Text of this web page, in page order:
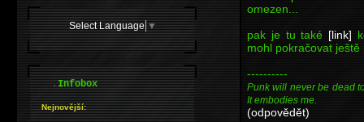
omezen...
pak je tu také [link]
mohl pokračovat
----------
Punk will never be dead
It embodies me.
(odpovědět)
Select Language ▼
.Infobox
Nejnovější: